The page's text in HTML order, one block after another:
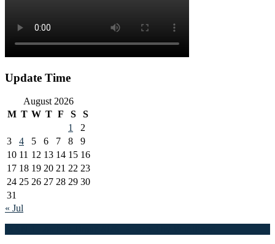
Update Time
August 2026
M T W T F S
S
1
2
3
4 5 6 7 8
9
10 11 12 13 14 15 16
17 18 19 20 21 22 23
24 25 26 27 28 29 30
31
« Jul